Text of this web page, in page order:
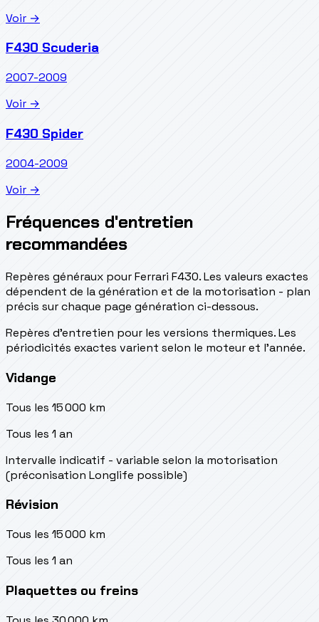
Voir →
F430 Scuderia
2007-2009
Voir →
F430 Spider
2004-2009
Voir →
Fréquences d'entretien
recommandées
Repères généraux pour Ferrari F430. Les valeurs exactes
dépendent de la génération et de la motorisation - plan
précis sur chaque page génération ci-dessous.
Repères d’entretien pour les versions thermiques. Les
périodicités exactes varient selon le moteur et l’année.
Vidange
Tous les 15 000 km
Tous les 1 an
Intervalle indicatif - variable selon la motorisation
(préconisation Longlife possible)
Révision
Tous les 15 000 km
Tous les 1 an
Plaquettes ou freins